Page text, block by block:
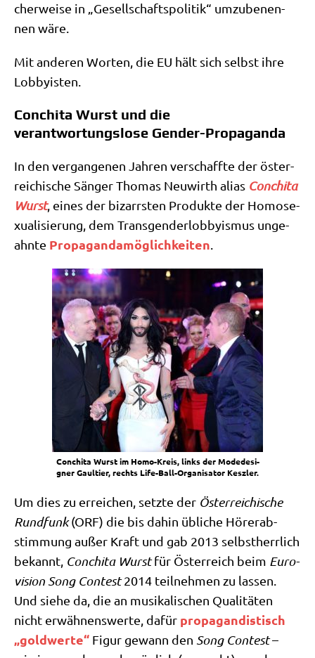
cher­wei­se in „Gesell­schafts­po­li­tik“ umzu­be­nen­
nen wäre.
Mit ande­ren Wor­ten, die EU hält sich selbst ihre
Lobbyisten.
Conchita Wurst und die
verantwortungslose Gender-Propaganda
In den ver­gan­ge­nen Jah­ren ver­schaff­te der öster­
rei­chi­sche Sän­ger Tho­mas Neu­wirth ali­as Con­chi­ta
Wurst, eines der bizarr­sten Pro­duk­te der Homo­se­
xua­li­sie­rung, dem Trans­gen­der­lob­by­is­mus unge­
ahn­te Pro­pa­gan­da­mög­lich­kei­ten.
Con­chi­ta Wurst im Homo-Kreis, links der Mode­de­si­
gner Gaul­tier, rechts Life-Ball-Orga­ni­sa­tor Keszler.
Um dies zu errei­chen, setz­te der Öster­rei­chi­sche
Rund­funk(ORF) die bis dahin übli­che Hörer­ab­
stim­mung außer Kraft und gab 2013 selbst­herr­lich
bekannt, Con­chi­ta Wurstfür Öster­reich beim Euro­
vi­si­on Song Con­test2014 teil­neh­men zu las­sen.
Und sie­he da, die an musi­ka­li­schen Qua­li­tä­ten
nicht erwäh­nens­wer­te, dafür pro­pa­gan­di­stisch
„gold­wer­te“ Figur gewann den Song Con­test–